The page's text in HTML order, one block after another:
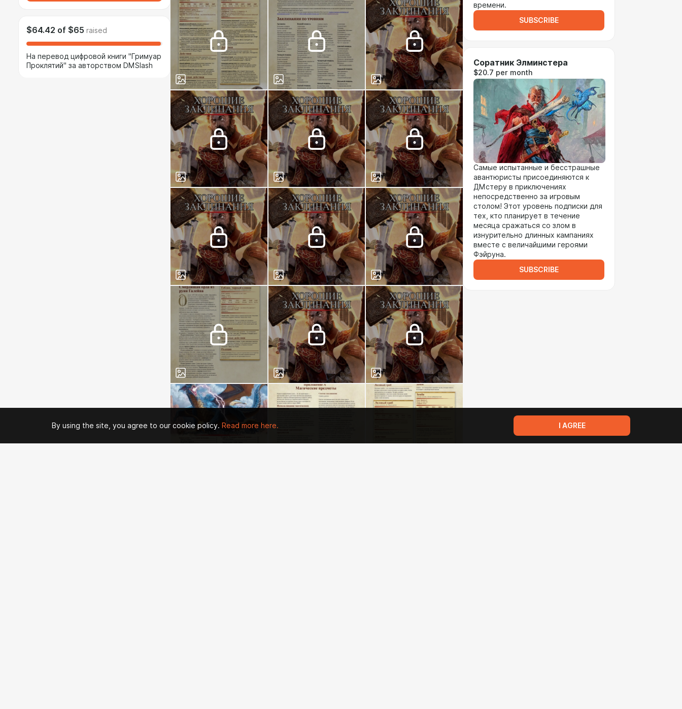
$64.42 of $65 raised
На перевод цифровой книги "Гримуар
Проклятий" за авторством DMSlash
времени.
SUBSCRIBE
Соратник Элминстера
$20.7 per month
Самые испытанные и бесстрашные
авантюристы присоединяются к
ДМстеру в приключениях
непосредственно за игровым
столом! Этот уровень подписки для
тех, кто планирует в течение
месяца сражаться со злом в
изнурительно длинных кампаниях
вместе с величайшими героями
Фэйруна.
SUBSCRIBE
By using the site, you agree to our cookie policy. Read more here. I AGREE